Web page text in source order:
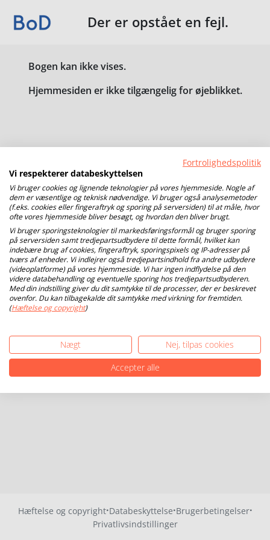
Der er opstået en fejl.
Bogen kan ikke vises.
Hjemmesiden er ikke tilgængelig for øjeblikket.
Hæftelse og copyright·Databeskyttelse·Brugerbetingelser·
Privatlivsindstillinger
Fortrolighedspolitik
Vi respekterer databeskyttelsen
Vi bruger cookies og lignende teknologier på vores hjemmeside. Nogle af
dem er væsentlige og teknisk nødvendige. Vi bruger også analysemetoder
(f.eks. cookies eller fingeraftryk og sporing på serversiden) til at måle, hvor
ofte vores hjemmeside bliver besøgt, og hvordan den bliver brugt.
Vi bruger sporingsteknologier til markedsføringsformål og bruger sporing
på serversiden samt tredjepartsudbydere til dette formål, hvilket kan
indebære brug af cookies, fingeraftryk, sporingspixels og IP-adresser på
tværs af enheder. Vi indlejrer også tredjepartsindhold fra andre udbydere
(videoplatforme) på vores hjemmeside. Vi har ingen indflydelse på den
videre databehandling og eventuelle sporing hos tredjepartsudbyderen.
Med din indstilling giver du dit samtykke til de processer, der er beskrevet
ovenfor. Du kan tilbagekalde dit samtykke med virkning for fremtiden.
(Hæftelse og copyright)
Nægt
Nej, tilpas cookies
Accepter alle